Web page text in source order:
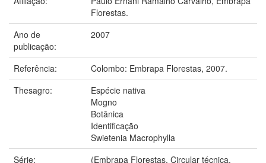
Florestas.
Ano de
publicação:
2007
Referência:
Colombo: Embrapa Florestas, 2007.
Thesagro:
Espécie nativa
Mogno
Botânica
Identificação
Swietenia Macrophylla
Série:
(Embrapa Florestas. Circular técnica,